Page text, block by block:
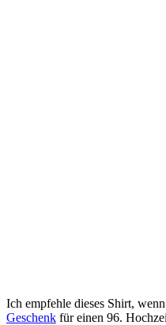
Ich empfehle dieses Shirt,
Geschenk für einen 96.